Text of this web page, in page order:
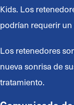
Kids. Los
podrían requerir
Los retenedores
nueva sonrisa de
tratamiento.